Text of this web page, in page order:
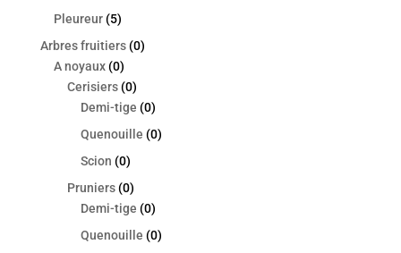
Pleureur (5)
Arbres fruitiers (0)
A noyaux (0)
Cerisiers (0)
Demi-tige (0)
Quenouille (0)
Scion (0)
Pruniers (0)
Demi-tige (0)
Quenouille (0)